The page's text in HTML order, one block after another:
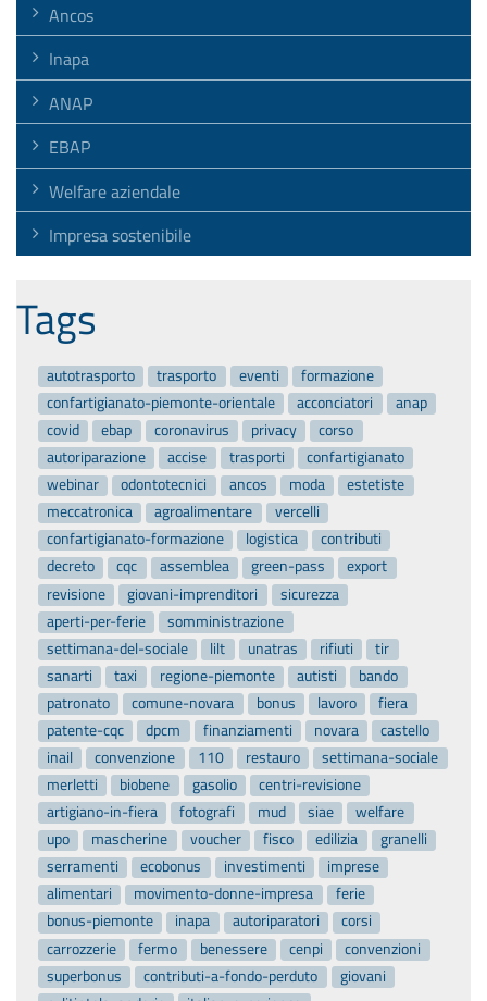
Ancos
Inapa
ANAP
EBAP
Welfare aziendale
Impresa sostenibile
Tags
autotrasporto trasporto eventi
formazione
confartigianato-piemonte-orientale
acconciatori
anap
covid
ebap coronavirus privacy
corso
autoriparazione
accise trasporti
confartigianato
webinar
odontotecnici ancos moda
estetiste
meccatronica
agroalimentare
vercelli
confartigianato-formazione
logistica
contributi
decreto
cqc assemblea green-pass
export
revisione
giovani-imprenditori
sicurezza
aperti-per-ferie
somministrazione
settimana-del-sociale
lilt unatras rifiuti
tir
sanarti
taxi regione-piemonte autisti
bando
patronato
comune-novara bonus lavoro
fiera
patente-cqc
dpcm finanziamenti novara
castello
inail
convenzione 110 restauro
settimana-sociale
merletti
biobene gasolio
centri-revisione
artigiano-in-fiera
fotografi mud siae
welfare
upo
mascherine voucher fisco edilizia
granelli
serramenti
ecobonus investimenti
imprese
alimentari
movimento-donne-impresa
ferie
bonus-piemonte
inapa autoriparatori
corsi
carrozzerie
fermo benessere cenpi
convenzioni
superbonus
contributi-a-fondo-perduto
giovani